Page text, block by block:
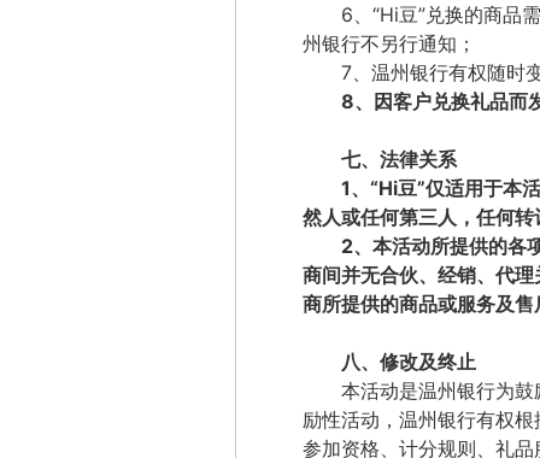
6、 “Hi豆”兑换的商品
州银行不另行通知；
7、温州银行有权随时
8、因客户兑换礼品而
七、法律关系
1、 “Hi豆”仅适用于本
然人或任何第三人，任何
2、本活动所提供的各
商间并无合伙、经销、代
商所提供的商品或服务及
八、修改及终止
本活动是温州银行为
励性活动，温州银行有权
参加资格、计分规则、礼